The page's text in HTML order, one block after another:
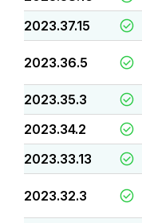
2023.37.15
2023.36.5
2023.35.3
2023.34.2
2023.33.13
2023.32.3